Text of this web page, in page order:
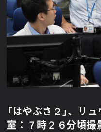
「はやぶさ２」、リ
室：７時２６分頃撮